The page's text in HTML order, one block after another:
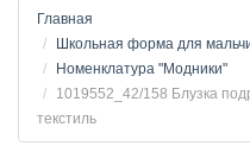
Главная
Школьная форма для
Номенклатура "Модники"
1019552_42/158 Блузка
текстиль